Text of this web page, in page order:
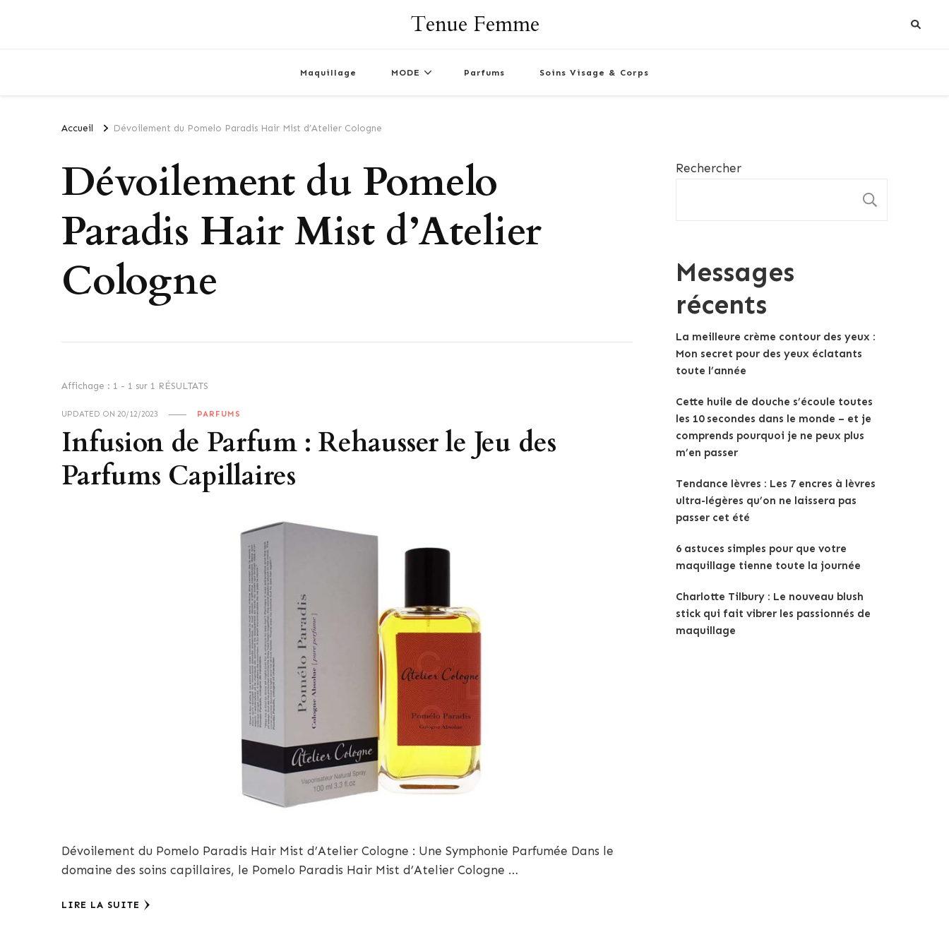
Tenue Femme
Maquillage MODE Parfums Soins Visage & Corps
Accueil Dévoilement du Pomelo Paradis Hair Mist d’Atelier Cologne
Dévoilement du Pomelo
Paradis Hair Mist d’Atelier
Cologne
Affichage : 1 - 1 sur 1 RÉSULTATS
UPDATED ON 20/12/2023 PARFUMS
Infusion de Parfum : Rehausser le Jeu des
Parfums Capillaires
Dévoilement du Pomelo Paradis Hair Mist d’Atelier Cologne : Une Symphonie Parfumée Dans le
domaine des soins capillaires, le Pomelo Paradis Hair Mist d’Atelier Cologne …
LIRE LA SUITE
Rechercher
Messages
récents
La meilleure crème contour des yeux :
Mon secret pour des yeux éclatants
toute l’année
Cette huile de douche s’écoule toutes
les 10 secondes dans le monde – et je
comprends pourquoi je ne peux plus
m’en passer
Tendance lèvres : Les 7 encres à lèvres
ultra-légères qu’on ne laissera pas
passer cet été
6 astuces simples pour que votre
maquillage tienne toute la journée
Charlotte Tilbury : Le nouveau blush
stick qui fait vibrer les passionnés de
maquillage